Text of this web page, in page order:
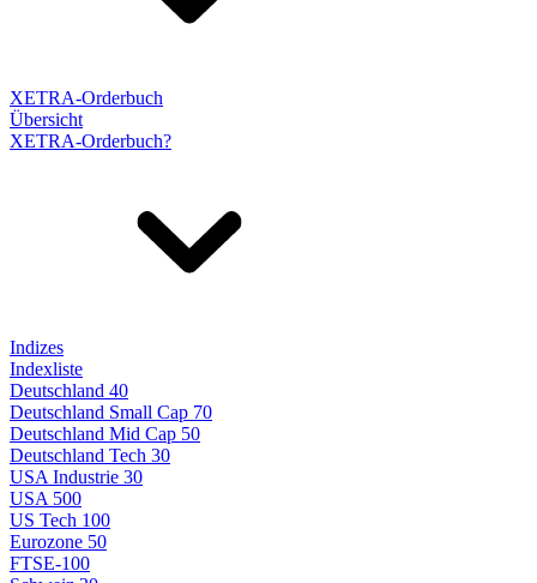
XETRA-Orderbuch
Übersicht
XETRA-Orderbuch?
Indizes
Indexliste
Deutschland 40
Deutschland Small Cap 70
Deutschland Mid Cap 50
Deutschland Tech 30
USA Industrie 30
USA 500
US Tech 100
Eurozone 50
FTSE-100